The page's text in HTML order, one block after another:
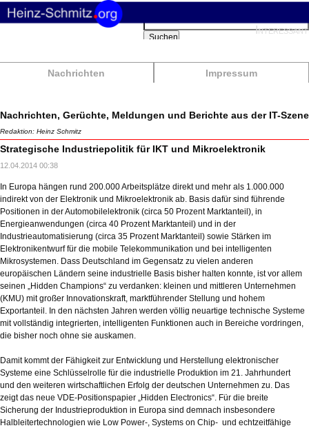
Nachrichten Impressum
Suchbegriffe
Suchen
Nachrichten, Gerüchte, Meldungen und Berichte aus der IT-Szene
Redaktion: Heinz Schmitz
Strategische Industriepolitik für IKT und Mikroelektronik
12.04.2014 00:38
In Europa hängen rund 200.000 Arbeitsplätze direkt und mehr als 1.000.000
indirekt von der Elektronik und Mikroelektronik ab. Basis dafür sind führende
Positionen in der Automobilelektronik (circa 50 Prozent Marktanteil), in
Energieanwendungen (circa 40 Prozent Marktanteil) und in der
Industrieautomatisierung (circa 35 Prozent Marktanteil) sowie Stärken im
Elektronikentwurf für die mobile Telekommunikation und bei intelligenten
Mikrosystemen. Dass Deutschland im Gegensatz zu vielen anderen
europäischen Ländern seine industrielle Basis bisher halten konnte, ist vor allem
seinen „Hidden Champions“ zu verdanken: kleinen und mittleren Unternehmen
(KMU) mit großer Innovationskraft, marktführender Stellung und hohem
Exportanteil. In den nächsten Jahren werden völlig neuartige technische Systeme
mit vollständig integrierten, intelligenten Funktionen auch in Bereiche vordringen,
die bisher noch ohne sie auskamen.
Damit kommt der Fähigkeit zur Entwicklung und Herstellung elektronischer
Systeme eine Schlüsselrolle für die industrielle Produktion im 21. Jahrhundert
und den weiteren wirtschaftlichen Erfolg der deutschen Unternehmen zu. Das
zeigt das neue VDE-Positionspapier „Hidden Electronics“. Für die breite
Sicherung der Industrieproduktion in Europa sind demnach insbesondere
Halbleitertechnologien wie Low Power-, Systems on Chip- und echtzeitfähige